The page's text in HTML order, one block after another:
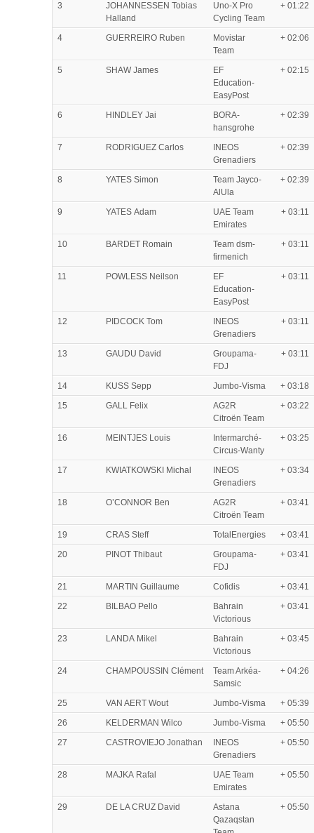
3
JOHANNESSEN Tobias
Halland
Uno-X Pro
Cycling Team
+ 01:22
4 GUERREIRO Ruben
Movistar
Team
+ 02:06
5 SHAW James
EF
Education-
EasyPost
+ 02:15
6 HINDLEY Jai
BORA-
hansgrohe
+ 02:39
7 RODRIGUEZ Carlos
INEOS
Grenadiers
+ 02:39
8 YATES Simon
Team Jayco-
AlUla
+ 02:39
9 YATES Adam
UAE Team
Emirates
+ 03:11
10 BARDET Romain
Team dsm-
firmenich
+ 03:11
11 POWLESS Neilson
EF
Education-
EasyPost
+ 03:11
12 PIDCOCK Tom
INEOS
Grenadiers
+ 03:11
13 GAUDU David
Groupama-
FDJ
+ 03:11
14 KUSS Sepp Jumbo-Visma
+ 03:18
15
GALL Felix
AG2R
Citroën Team
+ 03:22
16 MEINTJES Louis
Intermarché-
Circus-Wanty
+ 03:25
17 KWIATKOWSKI Michal
INEOS
Grenadiers
+ 03:34
18 O’CONNOR Ben
AG2R
Citroën Team
+ 03:41
19 CRAS Steff TotalEnergies
+ 03:41
20
PINOT Thibaut
Groupama-
FDJ
+ 03:41
21 MARTIN Guillaume Cofidis
+ 03:41
22
BILBAO Pello
Bahrain
Victorious
+ 03:41
23 LANDA Mikel
Bahrain
Victorious
+ 03:45
24 CHAMPOUSSIN Clément
Team Arkéa-
Samsic
+ 04:26
25 VAN AERT Wout Jumbo-Visma
+ 05:39
26
KELDERMAN Wilco Jumbo-Visma
+ 05:50
27
CASTROVIEJO Jonathan
INEOS
Grenadiers
+ 05:50
28 MAJKA Rafal
UAE Team
Emirates
+ 05:50
29 DE LA CRUZ David
Astana
Qazaqstan
+ 05:50